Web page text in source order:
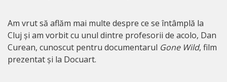
Am vrut să aflăm mai multe despre ce se întâmplă la
Cluj și am vorbit cu unul dintre profesorii de acolo, Dan
Curean, cunoscut pentru documentarul Gone Wild, film
prezentat și la Docuart.